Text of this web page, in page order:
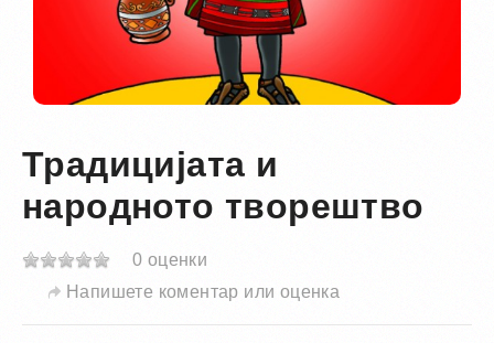
Традицијата и
народното творештво
0 оценки
Напишете коментар или оценка